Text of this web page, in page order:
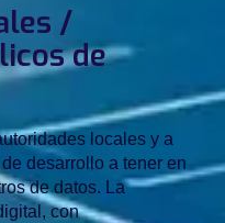
/
de
locales y a
desarrollo a tener en
de datos. La
con